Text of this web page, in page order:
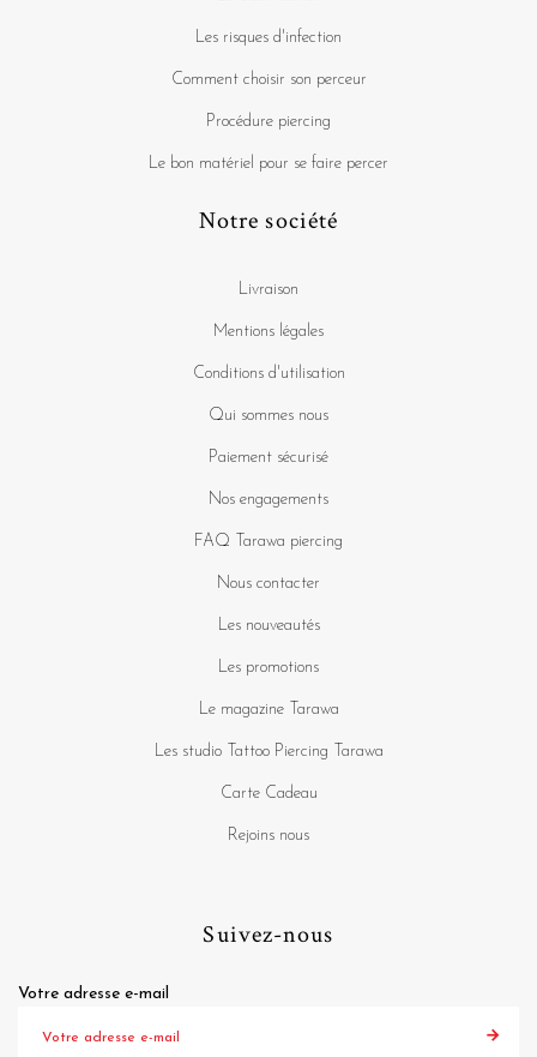
Les risques d'infection
Comment choisir son perceur
Procédure piercing
Le bon matériel pour se faire percer
Notre société
Livraison
Mentions légales
Conditions d'utilisation
Qui sommes nous
Paiement sécurisé
Nos engagements
FAQ Tarawa piercing
Nous contacter
Les nouveautés
Les promotions
Le magazine Tarawa
Les studio Tattoo Piercing Tarawa
Carte Cadeau
Rejoins nous
Suivez-nous
Votre adresse e-mail